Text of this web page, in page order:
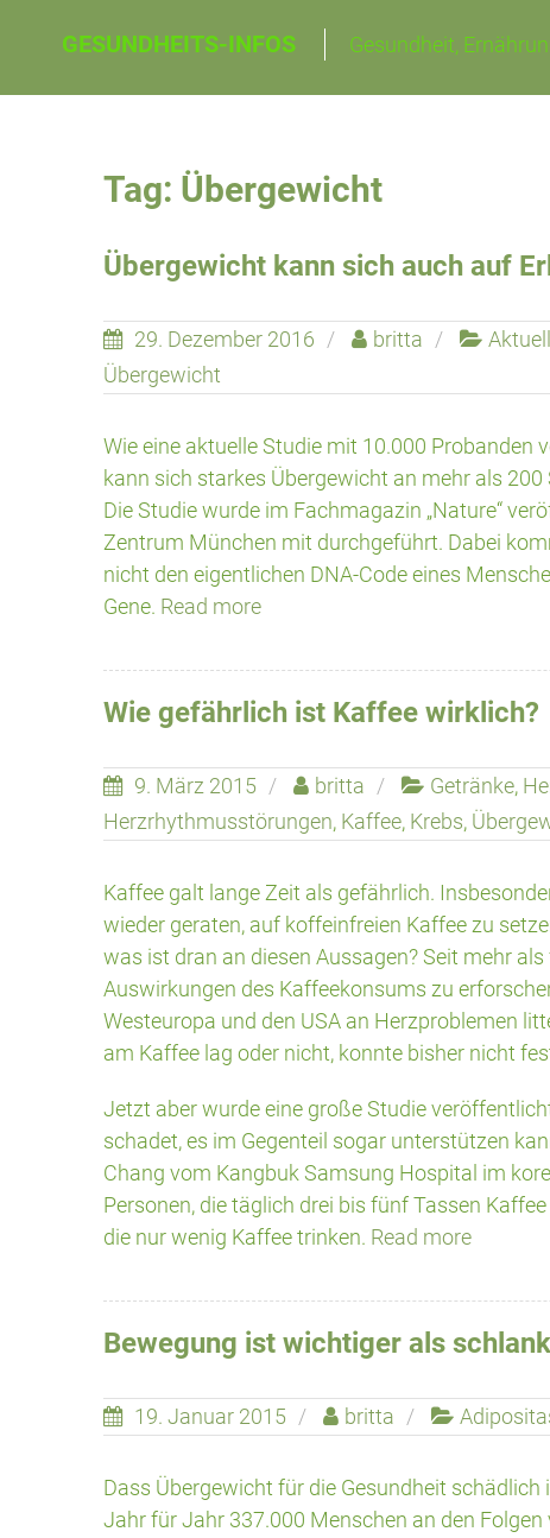
GESUNDHEITS-INFOS Gesundheit,
Tag: Übergewicht
Übergewicht kann sich auch auf
29. Dezember 2016 britta
Übergewicht
Wie eine aktuelle Studie mit 10.000
kann sich starkes Übergewicht an mehr als
Die Studie wurde im Fachmagazin „Nature“
Zentrum München mit durchgeführt. Dabei
nicht den eigentlichen DNA-Code eines
Gene. Read more
Wie gefährlich ist Kaffee wirklich?
9. März 2015 britta Getränke,
Herzrhythmusstörungen, Kaffee, Krebs,
Kaffee galt lange Zeit als gefährlich.
wieder geraten, auf koffeinfreien Kaffee zu
was ist dran an diesen Aussagen? Seit mehr
Auswirkungen des Kaffeekonsums zu
Westeuropa und den USA an Herzproblemen
am Kaffee lag oder nicht, konnte bisher nicht
Jetzt aber wurde eine große Studie
schadet, es im Gegenteil sogar unterstützen
Chang vom Kangbuk Samsung Hospital im
Personen, die täglich drei bis fünf Tassen
die nur wenig Kaffee trinken. Read more
Bewegung ist wichtiger als
19. Januar 2015 britta
Dass Übergewicht für die Gesundheit
Jahr für Jahr 337.000 Menschen an den